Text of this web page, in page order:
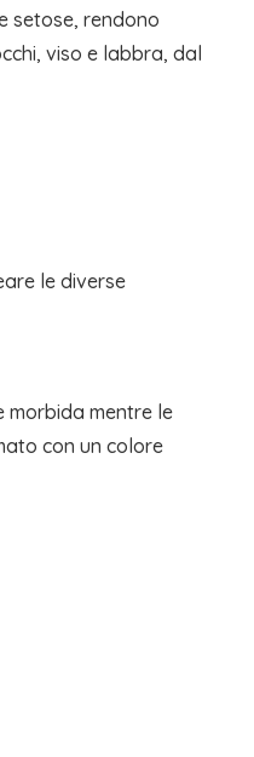
setose, rendono
viso e labbra, dal
le diverse
morbida mentre le
con un colore